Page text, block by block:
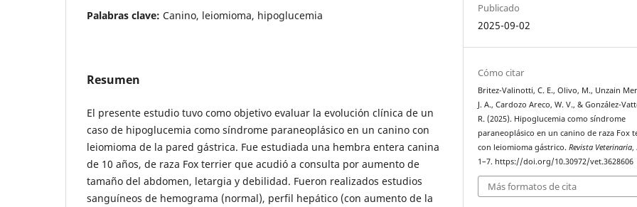
Palabras clave: Canino, leiomioma, hipoglucemia
Resumen
El presente estudio tuvo como objetivo evaluar la evolución clínica de un
caso de hipoglucemia como síndrome paraneoplásico en un canino con
leiomioma de la pared gástrica. Fue estudiada una hembra entera canina
de 10 años, de raza Fox terrier que acudió a consulta por aumento de
tamaño del abdomen, letargia y debilidad. Fueron realizados estudios
sanguíneos de hemograma (normal), perfil hepático (con aumento de la
Publicado
2025-09-02
Cómo citar
Britez-Valinotti, C. E., Olivo, M., Unzain
J. A., Cardozo Areco, W. V., & González-
R. (2025). Hipoglucemia como síndrome
paraneoplásico en un canino de raza Fox
con leiomioma gástrico.Revista Veterinaria,
1–7. https://doi.org/10.30972/vet.3628606
Más formatos de cita